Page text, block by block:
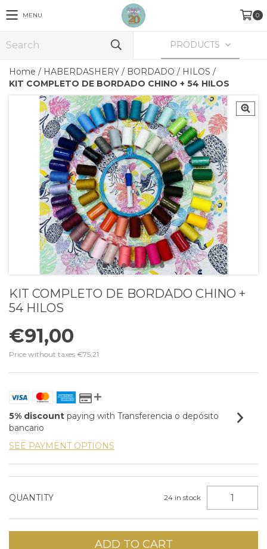
MENU 0
PRODUCTS
Home / HABERDASHERY / BORDADO / HILOS /
KIT COMPLETO DE BORDADO CHINO + 54 HILOS
KIT COMPLETO DE BORDADO CHINO +
54 HILOS
€91,00
Price without taxes €75,21
5% discount paying with Transferencia o depósito
bancario
SEE PAYMENT OPTIONS
QUANTITY 24 in stock